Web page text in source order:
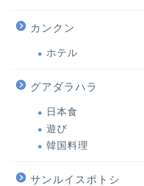
カンクン
ホテル
グアダラハラ
日本食
遊び
韓国料理
サンルイスポトシ